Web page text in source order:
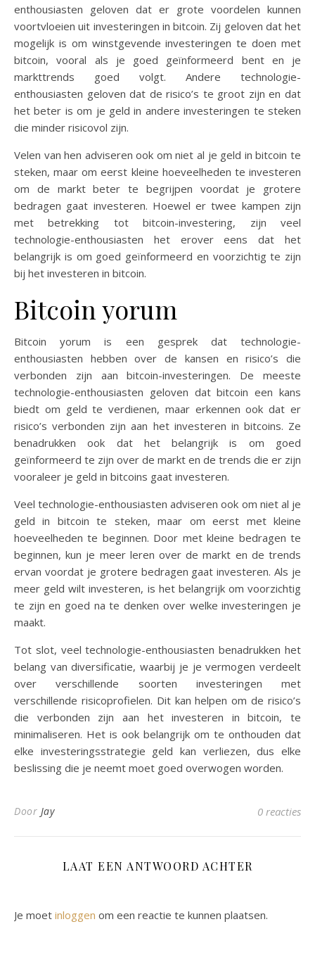
enthousiasten geloven dat er grote voordelen kunnen
voortvloeien uit investeringen in bitcoin. Zij geloven dat het
mogelijk is om winstgevende investeringen te doen met
bitcoin, vooral als je goed geïnformeerd bent en je
markttrends goed volgt. Andere technologie-
enthousiasten geloven dat de risico’s te groot zijn en dat
het beter is om je geld in andere investeringen te steken
die minder risicovol zijn.
Velen van hen adviseren ook om niet al je geld in bitcoin te
steken, maar om eerst kleine hoeveelheden te investeren
om de markt beter te begrijpen voordat je grotere
bedragen gaat investeren. Hoewel er twee kampen zijn
met betrekking tot bitcoin-investering, zijn veel
technologie-enthousiasten het erover eens dat het
belangrijk is om goed geïnformeerd en voorzichtig te zijn
bij het investeren in bitcoin.
Bitcoin yorum
Bitcoin yorum is een gesprek dat technologie-
enthousiasten hebben over de kansen en risico’s die
verbonden zijn aan bitcoin-investeringen. De meeste
technologie-enthousiasten geloven dat bitcoin een kans
biedt om geld te verdienen, maar erkennen ook dat er
risico’s verbonden zijn aan het investeren in bitcoins. Ze
benadrukken ook dat het belangrijk is om goed
geïnformeerd te zijn over de markt en de trends die er zijn
vooraleer je geld in bitcoins gaat investeren.
Veel technologie-enthousiasten adviseren ook om niet al je
geld in bitcoin te steken, maar om eerst met kleine
hoeveelheden te beginnen. Door met kleine bedragen te
beginnen, kun je meer leren over de markt en de trends
ervan voordat je grotere bedragen gaat investeren. Als je
meer geld wilt investeren, is het belangrijk om voorzichtig
te zijn en goed na te denken over welke investeringen je
maakt.
Tot slot, veel technologie-enthousiasten benadrukken het
belang van diversificatie, waarbij je je vermogen verdeelt
over verschillende soorten investeringen met
verschillende risicoprofielen. Dit kan helpen om de risico’s
die verbonden zijn aan het investeren in bitcoin, te
minimaliseren. Het is ook belangrijk om te onthouden dat
elke investeringsstrategie geld kan verliezen, dus elke
beslissing die je neemt moet goed overwogen worden.
Door Jay 0 reacties
LAAT EEN ANTWOORD ACHTER
Je moet inloggen om een reactie te kunnen plaatsen.